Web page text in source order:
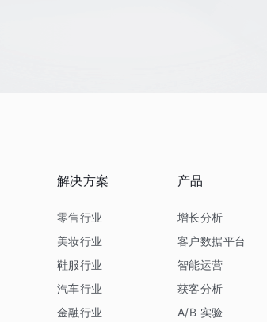
解决方案
零售行业
美妆行业
鞋服行业
汽车行业
金融行业
产品
增长分析
客户数据平台
智能运营
获客分析
A/B 实验